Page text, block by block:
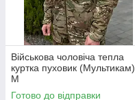
Військова чоловіча тепла
куртка пуховик (Мультикам)
M
Готово до відправки